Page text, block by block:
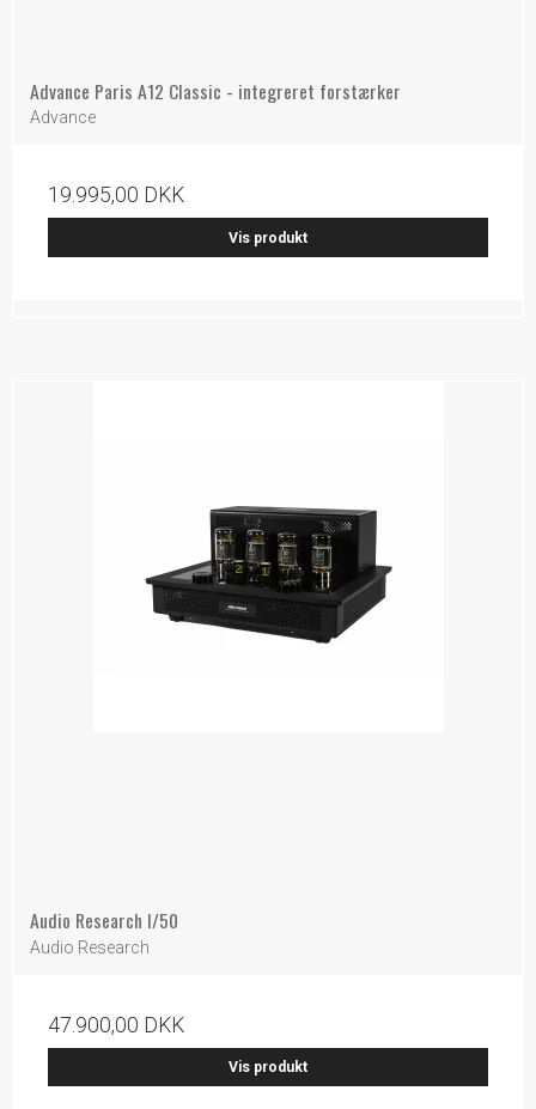
Advance Paris A12 Classic - integreret forstærker
Advance
19.995,00 DKK
Vis produkt
Audio Research I/50
Audio Research
47.900,00 DKK
Vis produkt